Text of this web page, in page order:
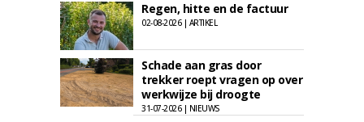
Regen, hitte en de factuur
02-08-2026 | ARTIKEL
Schade aan gras door
trekker roept vragen op over
werkwijze bij droogte
31-07-2026 | NIEUWS